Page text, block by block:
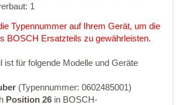
1
Typennummer auf Ihrem Gerät, um die
BOSCH Ersatzteils zu gewährleisten.
ist für folgende Modelle und Geräte
(Typennummer: 0602485001)
Position 26 in BOSCH-